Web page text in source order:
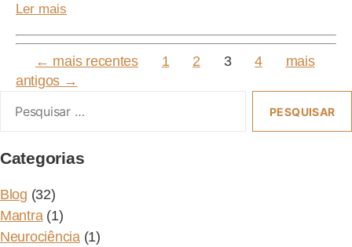
Ler mais
PAGINAÇÃO
DE
POSTS
← mais recentes 1 2 3 4
mais
antigos →
Categorias
Blog (32)
Mantra (1)
Neurociência (1)